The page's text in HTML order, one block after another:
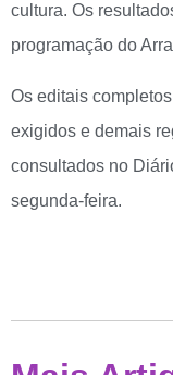
cultura. Os
programação do
Os editais
exigidos e demais
consultados no
segunda-feira.